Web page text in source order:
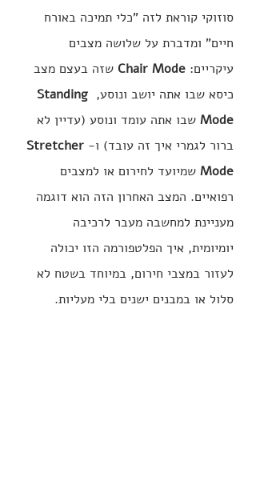
סוזוקי קוראת לזה "כלי תמיכה באורח
חיים" ומדברת על שלושה מצבים
עיקריים: Chair Mode שזה בעצם מצב
כיסא שבו אתה יושב ונוסע, Standing
Mode שבו אתה עומד ונוסע (עדיין לא
ברור לגמרי איך זה עובד) ו- Stretcher
Mode שמיועד לחירום או למצבים
רפואיים. המצב האחרון הזה הוא דוגמה
מעניינת למחשבה מעבר לרכיבה
יומיומית, איך הפלטפורמה הזו יכולה
לעזור במצבי חירום, במיוחד בשטח לא
סלול או במבנים ישנים בלי מעליות.